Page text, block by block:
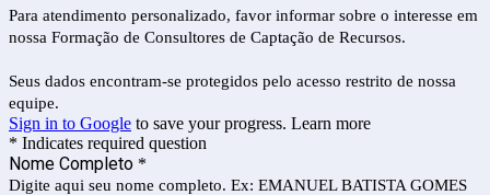
Para atendimento personalizado, favor informar sobre o interesse em
nossa Formação de Consultores de Captação de Recursos.
Seus dados encontram-se protegidos pelo acesso restrito de nossa
equipe.
Sign in to Google to save your progress. Learn more
* Indicates required question
Nome Completo *
Digite aqui seu nome completo. Ex: EMANUEL BATISTA GOMES